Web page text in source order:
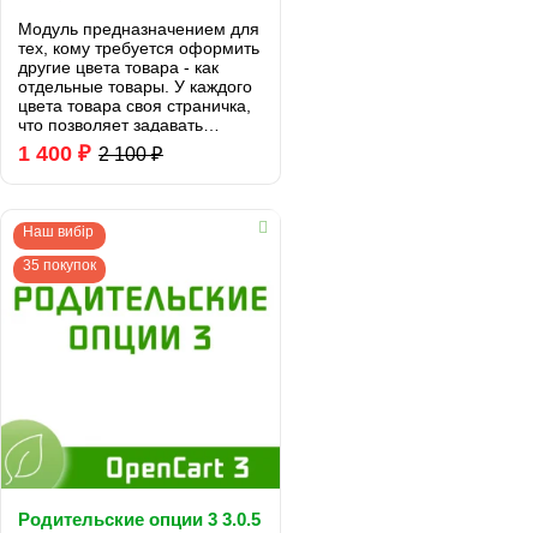
Модуль предназначением для
тех, кому требуется оформить
другие цвета товара - как
отдельные товары. У каждого
цвета товара своя страничка,
что позволяет задавать
различное описание для
Ваших товаров с цветами и
1 400 ₽ 2 100 ₽
Наш вибір
35 покупок
Родительские опции 3 3.0.5